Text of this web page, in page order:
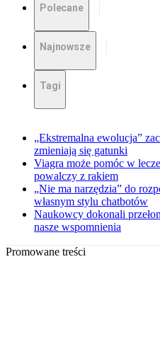
Polecane
Najnowsze
Tagi
„Ekstremalna ewolucja”
zmieniają się gatunki
Viagra może pomóc w
powalczy z rakiem
„Nie ma narzędzia” do
własnym stylu chatbotów
Naukowcy dokonali
nasze wspomnienia
Promowane treści